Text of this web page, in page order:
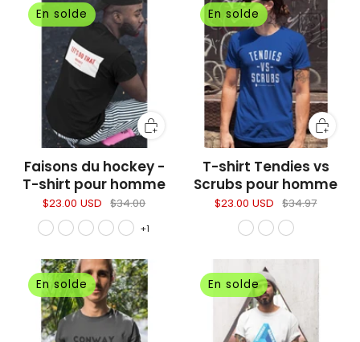
En solde
Faisons du hockey -
T-shirt pour homme
$23.00 USD $34.00
+1
En solde
T-shirt Tendies vs
Scrubs pour homme
$23.00 USD $34.97
En solde En solde